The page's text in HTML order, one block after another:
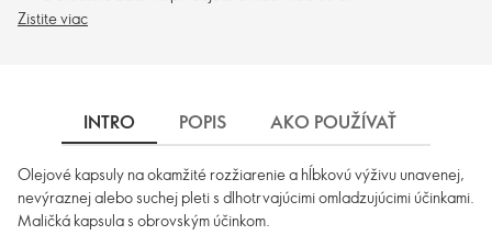
Zistite viac
INTRO POPIS AKO POUŽÍVAŤ
Olejové kapsuly na okamžité rozžiarenie a hĺbkovú výživu unavenej,
nevýraznej alebo suchej pleti s dlhotrvajúcimi omladzujúcimi účinkami.
Maličká kapsula s obrovským účinkom.